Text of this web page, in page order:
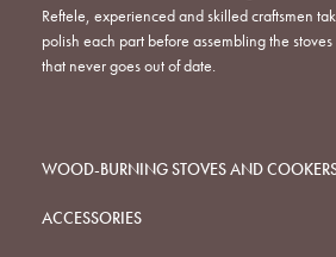
Reftele, experienced and skilled craftsmen
polish each part before assembling the
that never goes out of date.
WOOD-BURNING STOVES AND
ACCESSORIES